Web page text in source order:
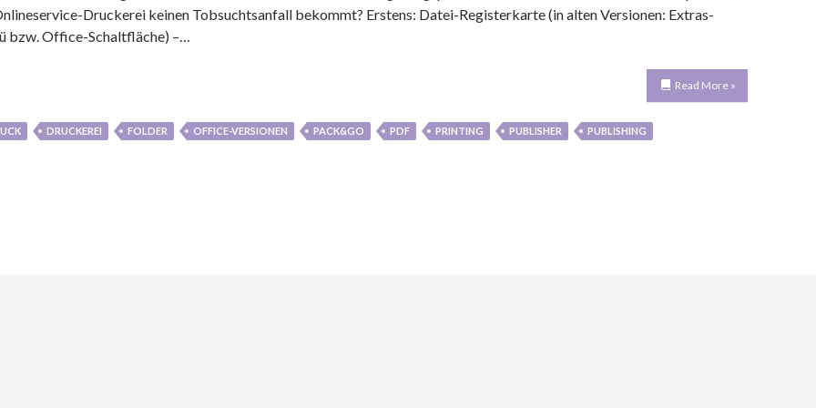
Druckerei keinen Tobsuchtsanfall bekommt? Erstens: Datei-Registerkarte (in alten Versionen: Extras-
bzw. Office-Schaltfläche) –…
Read More »
DRUCKEREI FOLDER OFFICE-VERSIONEN PACK&GO PDF PRINTING PUBLISHER PUBLISHING